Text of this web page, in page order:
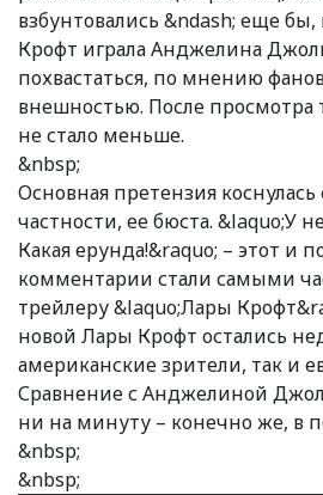
взбунтовались &ndash; еще
Крофт играла Анджелина
похвастаться, по мнению
внешностью. После просмотра
не стало меньше.
&nbsp;
Основная претензия
частности, ее бюста. &laquo;У
Какая ерунда!&raquo; – этот и
комментарии стали самыми
трейлеру &laquo;Лары
новой Лары Крофт остались
американские зрители, так и
Сравнение с Анджелиной
ни на минуту – конечно же, в
&nbsp;
&nbsp;